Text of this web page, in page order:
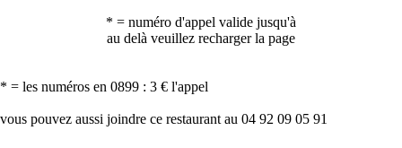
* = numéro d'appel valide jusqu'à
au delà veuillez recharger la page
* = les numéros en 0899 : 3 € l'appel
vous pouvez aussi joindre ce restaurant au 04 92 09 05 91